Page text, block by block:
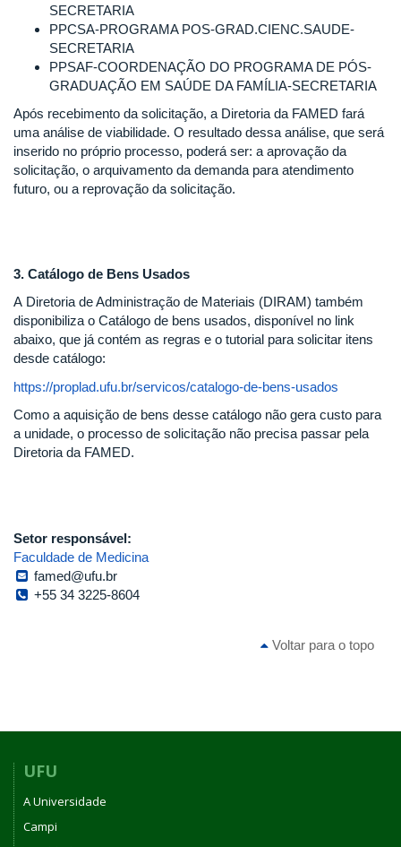
SECRETARIA
PPCSA-PROGRAMA POS-GRAD.CIENC.SAUDE-
SECRETARIA
PPSAF-COORDENAÇÃO DO PROGRAMA DE PÓS-
GRADUAÇÃO EM SAÚDE DA FAMÍLIA-SECRETARIA
Após recebimento da solicitação, a Diretoria da FAMED fará
uma análise de viabilidade. O resultado dessa análise, que será
inserido no próprio processo, poderá ser: a aprovação da
solicitação, o arquivamento da demanda para atendimento
futuro, ou a reprovação da solicitação.
3. Catálogo de Bens Usados
A Diretoria de Administração de Materiais (DIRAM) também
disponibiliza o Catálogo de bens usados, disponível no link
abaixo, que já contém as regras e o tutorial para solicitar itens
desde catálogo:
https://proplad.ufu.br/servicos/catalogo-de-bens-usados
Como a aquisição de bens desse catálogo não gera custo para
a unidade, o processo de solicitação não precisa passar pela
Diretoria da FAMED.
Setor responsável:
Faculdade de Medicina
famed@ufu.br
+55 34 3225-8604
Voltar para o topo
UFU
A Universidade
Campi